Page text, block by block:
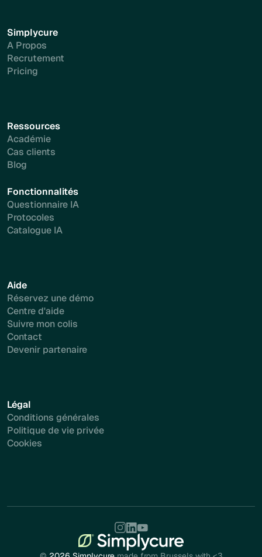
Simplycure
A Propos
Recrutement
Pricing
Ressources
Académie
Cas clients
Blog
Fonctionnalités
Questionnaire IA
Protocoles
Catalogue IA
Aide
Réservez une démo
Centre d'aide
Suivre mon colis
Contact
Devenir partenaire
Légal
Conditions générales
Politique de vie privée
Cookies